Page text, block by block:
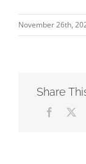
November 26th,
Share